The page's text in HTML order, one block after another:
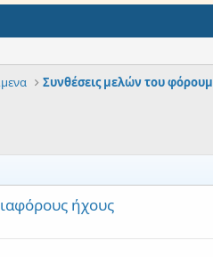
Συνθέσεις μελών του φόρουμ
ήχους